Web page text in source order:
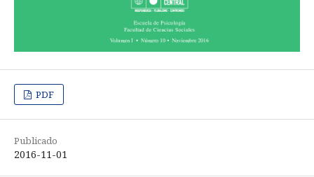
PDF
Publicado
2016-11-01